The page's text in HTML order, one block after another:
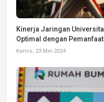
Kinerja Jaringan
Optimal dengan
Kamis, 23 Mei 2024